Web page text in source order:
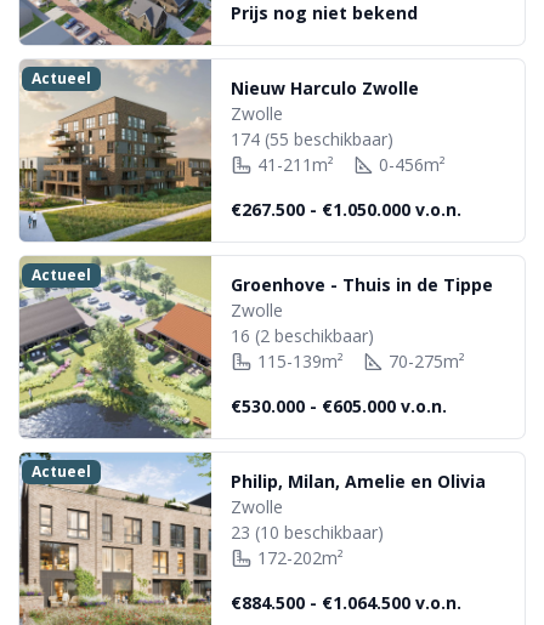
Prijs nog niet bekend
Actueel
Nieuw Harculo Zwolle
Zwolle
174 (55 beschikbaar)
41-211m²
0-456m²
€267.500 - €1.050.000 v.o.n.
Actueel
Groenhove - Thuis in de Tippe
Zwolle
16 (2 beschikbaar)
115-139m²
70-275m²
€530.000 - €605.000 v.o.n.
Actueel
Philip, Milan, Amelie en Olivia
Zwolle
23 (10 beschikbaar)
172-202m²
€884.500 - €1.064.500 v.o.n.